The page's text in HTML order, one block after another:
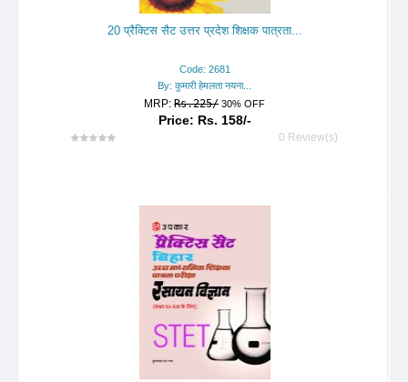
20 प्रैक्टिस सैट उत्तर प्रदेश शिक्षक पात्रता...
Code: 2681
By: कुमारी हेमलता नयना...
MRP:Rs.225/ 30% OFF
Price: Rs. 158/-
0 Review(s)